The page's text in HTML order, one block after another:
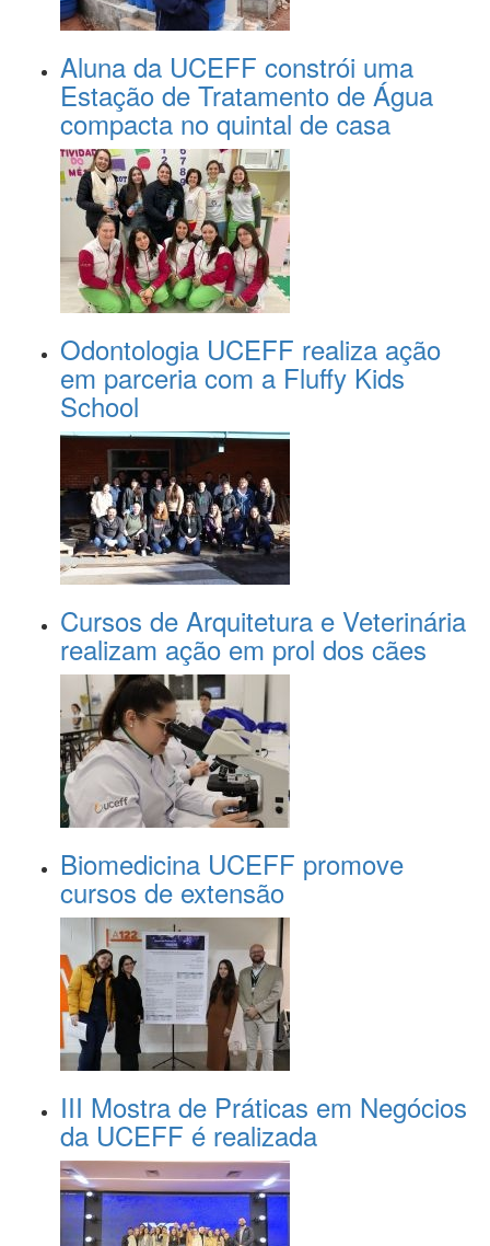
Aluna da UCEFF constrói uma
Estação de Tratamento de Água
compacta no quintal de casa
Odontologia UCEFF realiza ação
em parceria com a Fluffy Kids
School
Cursos de Arquitetura e Veterinária
realizam ação em prol dos cães
Biomedicina UCEFF promove
cursos de extensão
III Mostra de Práticas em Negócios
da UCEFF é realizada